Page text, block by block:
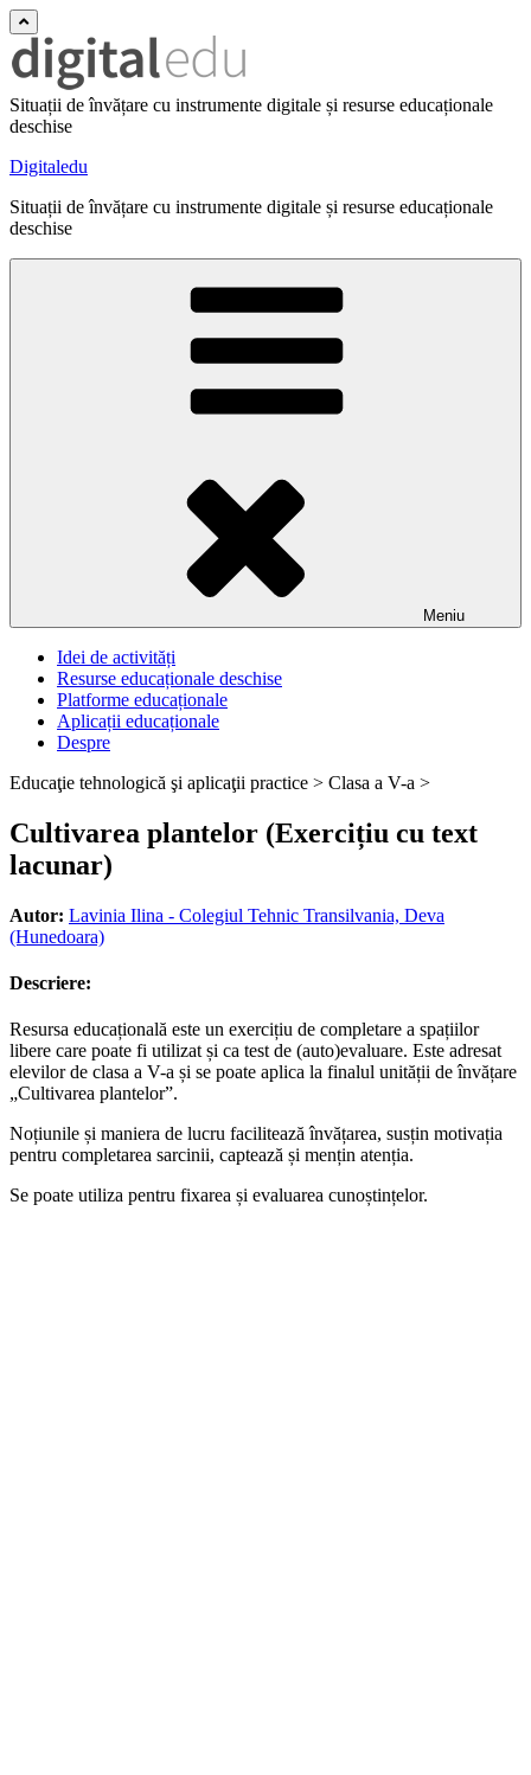
Situații de învățare cu instrumente digitale și resurse educaționale
deschise
Digitaledu
Situații de învățare cu instrumente digitale și resurse educaționale
deschise
Meniu
Idei de activități
Resurse educaționale deschise
Platforme educaționale
Aplicații educaționale
Despre
Educaţie tehnologică şi aplicaţii practice > Clasa a V-a >
Cultivarea plantelor (Exercițiu cu text
lacunar)
Autor: Lavinia Ilina - Colegiul Tehnic Transilvania, Deva
(Hunedoara)
Descriere:
Resursa educațională este un exercițiu de completare a spațiilor
libere care poate fi utilizat și ca test de (auto)evaluare. Este adresat
elevilor de clasa a V-a și se poate aplica la finalul unității de învățare
„Cultivarea plantelor”.
Noțiunile și maniera de lucru facilitează învățarea, susțin motivația
pentru completarea sarcinii, captează și mențin atenția.
Se poate utiliza pentru fixarea și evaluarea cunoștințelor.